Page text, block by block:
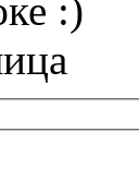
:)